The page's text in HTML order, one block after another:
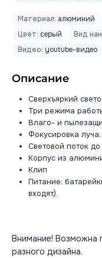
Материал: алюминий
Цвет: серый Вид
Видео: youtube-видео
Описание
Сверхъяркий
Три режима
Влаго- и
Фокусировка луча;
Световой поток
Корпус из
Клип
Питание:
входят).
Внимание! Возможна
разного дизайна.